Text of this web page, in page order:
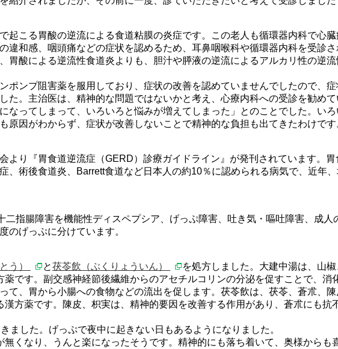
こる胃酸の逆流による食道粘膜の炎症です。この老人も循環器内科で心臓
違和感、咽頭痛などの症状を認めるため、耳鼻咽喉科や循環器内科を受診さ
胃酸による逆流性食道炎よりも、胆汁や膵液の逆流によるアルカリ性の逆
ンプ阻害薬を服用しており、症状の改善を認めていませんでしたので、症
た。主治医は、精神的な問題ではないかと考え、心療内科への受診を勧めて
なってしまって、いろいろと悩みが増えてしまった」とのことでした。い
原因がわからず、症状が改善しないことで精神的な負担も出てきたわけです
り『胃食道逆流症（GERD）診療ガイドライン』が発刊されています。胃
、術後食道炎、Barrett食道など日本人の約10％に認められる病気で、近年
二指腸障害を機能性ディスペプシア、げっぷ障害、吐き気・嘔吐障害、成人
のげっぷに分けています。
う） と茯苓飲（ぶくりょういん）
を処方しました。大建中湯は、山椒
です。副交感神経節後繊維からのアセチルコリンの分泌を促すことで、消
て、胃から小腸への食物などの流出を促します。茯苓飲は、茯苓、蒼朮、陳
方薬です。陳皮、枳実は、精神的要因を改善する作用があり、蒼朮にも抗
した。げっぷで夜中に起きない日もあるようになりました。
くなり、うんと楽になったそうです。精神的にも落ち着いて、奥様からも